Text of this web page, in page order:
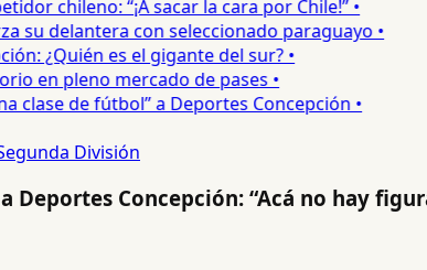
chileno: “¡A sacar la cara por Chile!” •
delantera con seleccionado paraguayo •
¿Quién es el gigante del sur? •
en pleno mercado de pases •
de fútbol” a Deportes Concepción •
División
Deportes Concepción: “Acá no hay